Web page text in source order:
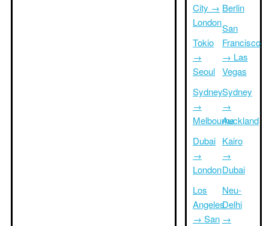
City →
London
Tokio
→
Seoul
Sydney
→
Melbourne
Dubai
→
London
Los
Angeles
→ San
Berlin
San
Francisco
→ Las
Vegas
Sydney
→
Auckland
Kairo
→
Dubai
Neu-
Delhi
→